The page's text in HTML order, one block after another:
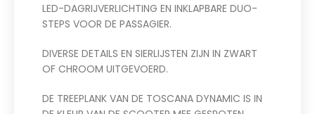
LED-DAGRIJVERLICHTING EN INKLAPBARE DUO-
STEPS VOOR DE PASSAGIER.
DIVERSE DETAILS EN SIERLIJSTEN ZIJN IN ZWART
OF CHROOM UITGEVOERD.
DE TREEPLANK VAN DE TOSCANA DYNAMIC IS IN